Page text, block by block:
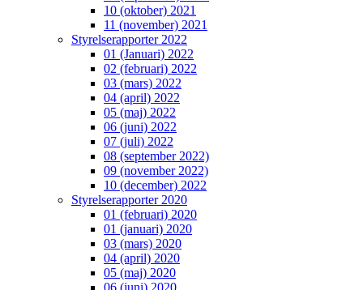
10 (oktober) 2021
11 (november) 2021
Styrelserapporter 2022
01 (Januari) 2022
02 (februari) 2022
03 (mars) 2022
04 (april) 2022
05 (maj) 2022
06 (juni) 2022
07 (juli) 2022
08 (september 2022)
09 (november 2022)
10 (december) 2022
Styrelserapporter 2020
01 (februari) 2020
01 (januari) 2020
03 (mars) 2020
04 (april) 2020
05 (maj) 2020
06 (juni) 2020